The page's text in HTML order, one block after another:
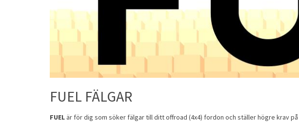
FUEL FÄLGAR
FUEL är för dig som söker fälgar till ditt offroad (4x4) fordon och ställer högre krav